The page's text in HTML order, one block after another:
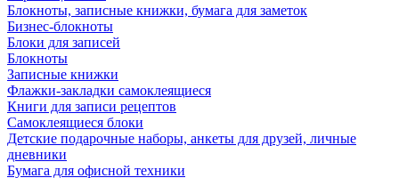
Блокноты, записные книжки, бумага для заметок
Бизнес-блокноты
Блоки для записей
Блокноты
Записные книжки
Флажки-закладки самоклеящиеся
Книги для записи рецептов
Самоклеящиеся блоки
Детские подарочные наборы, анкеты для друзей, личные
дневники
Бумага для офисной техники